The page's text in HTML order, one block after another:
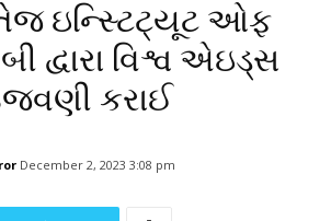
ઇન્સ્ટિટ્યૂટ ઓફ
દ્વારા વિશ્વ એઇડ્સ
કરાઈ
December 2, 2023 3:08 pm